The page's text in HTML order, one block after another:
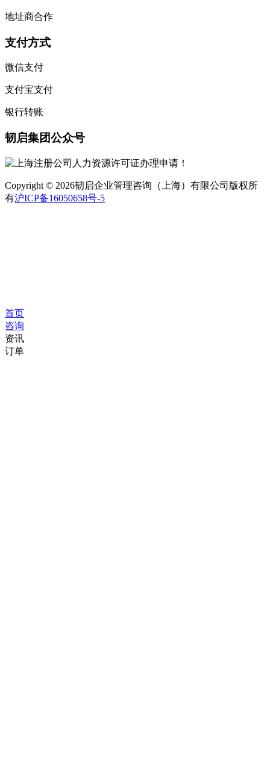
地址商合作
支付方式
微信支付
支付宝支付
银行转账
韧启集团公众号
Copyright © 2026韧启企业管理咨询（上海）有限公司版权所
有沪ICP备16050658号-5
首页
咨询
资讯
订单